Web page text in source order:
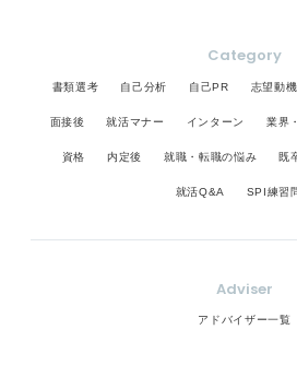
Category
書類選考 自己分析 自己PR 志望動機
面接後 就活マナー インターン 業界
資格 内定後 就職・転職の悩み 既
就活Q&A SPI練習
Adviser
アドバイザー一覧